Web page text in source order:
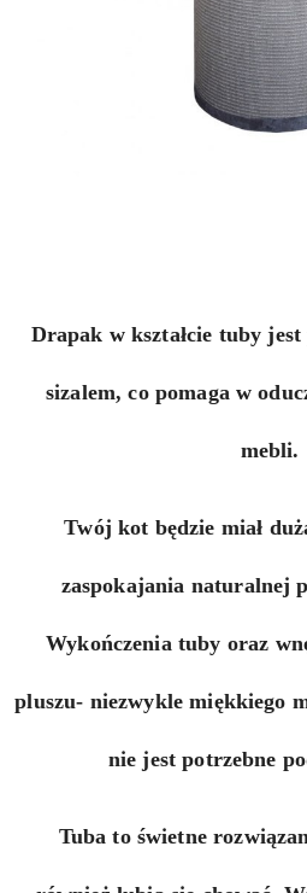
Drapak w kształcie tuby
sizalem, co pomaga w
mebli.
Twój kot będzie miał
zaspokajania naturalnej
Wykończenia tuby oraz
pluszu- niezwykle miękkiego
nie jest potrzebne
Tuba to świetne